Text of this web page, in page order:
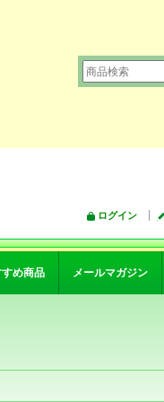
ログイン
すめ商品 メールマガジン